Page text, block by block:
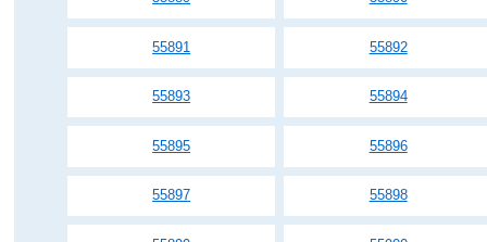
55891 55892
55893 55894
55895 55896
55897 55898